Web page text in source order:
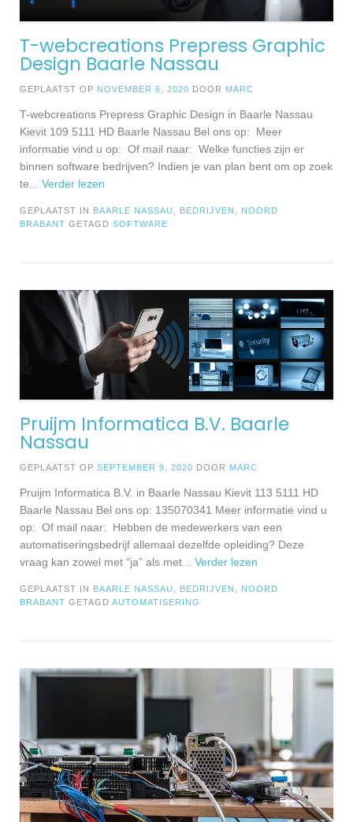
T-webcreations Prepress Graphic
Design Baarle Nassau
GEPLAATST OP NOVEMBER 6, 2020 DOOR MARC
T-webcreations Prepress Graphic Design in Baarle Nassau
Kievit 109 5111 HD Baarle Nassau Bel ons op: Meer
informatie vind u op: Of mail naar: Welke functies zijn er
binnen software bedrijven? Indien je van plan bent om op zoek
te... Verder lezen
GEPLAATST IN BAARLE NASSAU BEDRIJVEN
NOORD
BRABANT GETAGD SOFTWARE
Pruijm Informatica B.V. Baarle
Nassau
GEPLAATST OP SEPTEMBER 9, 2020 DOOR MARC
Pruijm Informatica B.V. in Baarle Nassau Kievit 113 5111 HD
Baarle Nassau Bel ons op: 135070341 Meer informatie vind u
op: Of mail naar: Hebben de medewerkers van een
automatiseringsbedrijf allemaal dezelfde opleiding? Deze
vraag kan zowel met “ja” als met ... Verder lezen
GEPLAATST IN BAARLE NASSAU BEDRIJVEN
NOORD
BRABANT GETAGD AUTOMATISERING